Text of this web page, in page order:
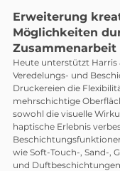
Erweiterung
Möglichkeiten
Zusammenarbeit
Heute unterstützt Harris
Veredelungs- und
Druckereien die
mehrschichtige
sowohl die visuelle
haptische Erlebnis
wie Soft-Touch-, Sand-,
und